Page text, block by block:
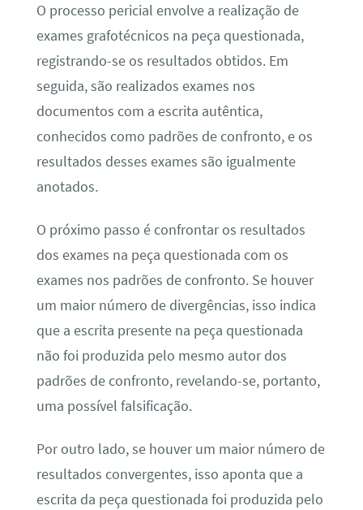
O processo pericial envolve a realização de
exames grafotécnicos na peça questionada,
registrando-se os resultados obtidos. Em
seguida, são realizados exames nos
documentos com a escrita autêntica,
conhecidos como padrões de confronto, e os
resultados desses exames são igualmente
anotados.
O próximo passo é confrontar os resultados
dos exames na peça questionada com os
exames nos padrões de confronto. Se houver
um maior número de divergências, isso indica
que a escrita presente na peça questionada
não foi produzida pelo mesmo autor dos
padrões de confronto, revelando-se, portanto,
uma possível falsificação.
Por outro lado, se houver um maior número de
resultados convergentes, isso aponta que a
escrita da peça questionada foi produzida pelo